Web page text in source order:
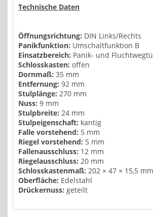
Technische Daten
Öffnungsrichtung: DIN Links/Rechts
Panikfunktion: Umschaltfunktion B
Einsatzbereich: Panik- und
Schlosskasten: offen
Dornmaß: 35 mm
Entfernung: 92 mm
Stulplänge: 270 mm
Nuss: 9 mm
Stulpbreite: 24 mm
Stulpeigenschaft: kantig
Falle vorstehend: 5 mm
Riegel vorstehend: 5 mm
Fallenausschluss: 12 mm
Riegelausschluss: 20 mm
Schlosskastenmaß: 202 × 47 × 15,5 mm
Oberfläche: Edelstahl
Drückernuss: geteilt